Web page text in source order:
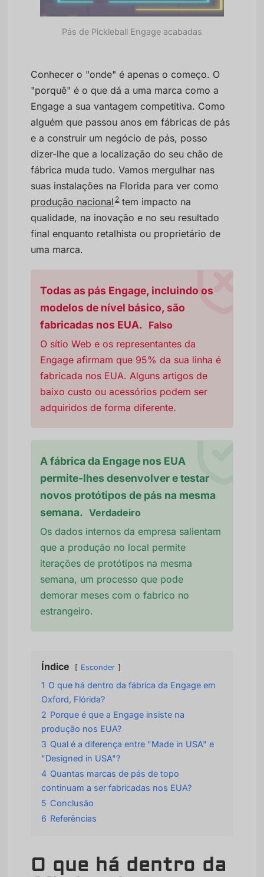
Pás de Pickleball Engage acabadas
Conhecer o "onde" é apenas o começo. O
"porquê" é o que dá a uma marca como a
Engage a sua vantagem competitiva. Como
alguém que passou anos em fábricas de pás
e a construir um negócio de pás, posso
dizer-lhe que a localização do seu chão de
fábrica muda tudo. Vamos mergulhar nas
suas instalações na Florida para ver como
produção nacional 2tem impacto na
qualidade, na inovação e no seu resultado
final enquanto retalhista ou proprietário de
uma marca.
Todas as pás Engage, incluindo os
modelos de nível básico, são
fabricadas nos EUA. Falso
O sítio Web e os representantes da
Engage afirmam que 95% da sua linha é
fabricada nos EUA. Alguns artigos de
baixo custo ou acessórios podem ser
adquiridos de forma diferente.
A fábrica da Engage nos EUA
permite-lhes desenvolver e testar
novos protótipos de pás na mesma
semana. Verdadeiro
Os dados internos da empresa salientam
que a produção no local permite
iterações de protótipos na mesma
semana, um processo que pode
demorar meses com o fabrico no
estrangeiro.
Índice Esconder
1 O que há dentro da fábrica da Engage em
Oxford, Flórida?
2 Porque é que a Engage insiste na
produção nos EUA?
3 Qual é a diferença entre "Made in USA" e
"Designed in USA"?
4 Quantas marcas de pás de topo
continuam a ser fabricadas nos EUA?
5 Conclusão
6 Referências
O que há dentro da